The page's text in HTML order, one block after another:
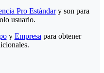
Pro Estándary son para
usuario.
y Empresa para obtener